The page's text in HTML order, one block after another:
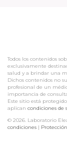
Todos los contenidos
exclusivamente
salud y a brindar una
Dichos contenidos no
profesional de un
importancia de
Este sitio está
aplican condiciones de
© 2026. Laboratorio
condiciones |